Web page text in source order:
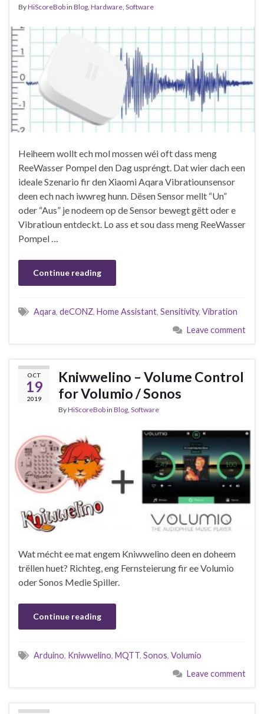
ByHiScoreBobin Blog, Hardware, Software
Heiheem wollt ech mol mossen wéi oft dass meng
ReeWasser Pompel den Dag uspréngt. Dat wier dach een
ideale Szenario fir den Xiaomi Aqara Vibratiounsensor
deen ech nach iwwreg hunn. Dësen Sensor mellt “Un”
oder “Aus” je nodeem op de Sensor bewegt gëtt oder e
Vibratioun entdeckt. Lo ass et sou dass meng ReeWasser
Pompel …
Continue reading
Aqara, deCONZ, Home Assistant, Sensitivity, Vibration
Leave comment
OCT
19
2019
Kniwwelino – Volume Control
for Volumio / Sonos
ByHiScoreBobin Blog, Software
Wat mécht ee mat engem Kniwwelino deen en doheem
trëllen huet? Richteg, eng Fernsteierung fir ee Volumio
oder Sonos Medie Spiller.
Continue reading
Arduino, Kniwwelino, MQTT, Sonos, Volumio
Leave comment